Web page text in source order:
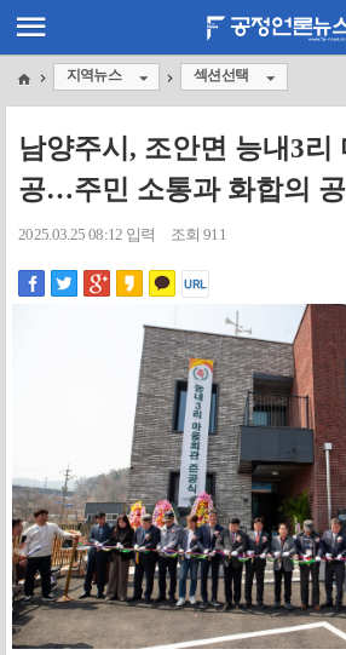
지역뉴스 섹션선택
남양주시, 조안면 능내3리
공…주민 소통과 화합의
2025.03.25 08:12 입력 조회 911